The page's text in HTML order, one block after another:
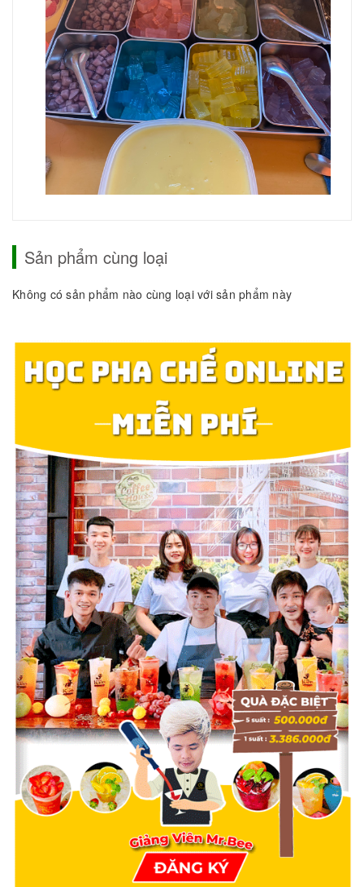
Sản phẩm cùng loại
Không có sản phẩm nào cùng loại với sản phẩm này